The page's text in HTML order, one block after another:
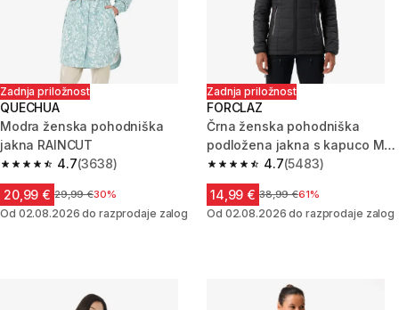
Zadnja priložnost
QUECHUA
Modra ženska pohodniška
jakna RAINCUT
4.7
4.7 od 5 zvezdic from 3638 ocene
(3638)
20,99 € Cena pred znižanjem
29,99 €30%
Od 02.08.2026 do razprodaje zalog
Zadnja priložnost
FORCLAZ
Črna ženska pohodniška
podložena jakna s kapuco MT
100
4.7
4.7 od 5 zvezdic from 5483
(5483)
14,99 € Cena pred znižanjem
38,99 €61%
Od 02.08.2026 do razprodaje zalog